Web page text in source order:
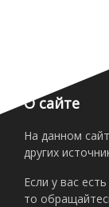
О сайте
На данном
других
Если у вас
то